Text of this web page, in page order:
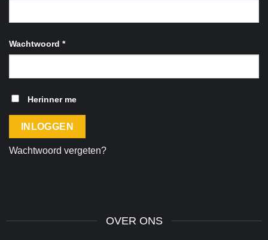
Wachtwoord *Vereist
Herinner me
INLOGGEN
Wachtwoord vergeten?
OVER ONS